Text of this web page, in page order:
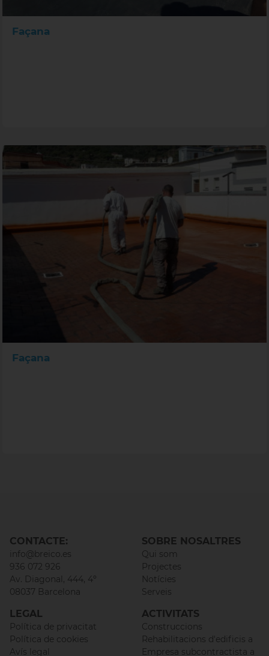
Façana
Façana
CONTACTE:
info@breico.es
936 072 926
Av. Diagonal, 444, 4º
08037 Barcelona
SOBRE NOSALTRES
Qui som
Projectes
Notícies
Serveis
LEGAL
Política de privacitat
Política de cookies
Avís legal
ACTIVITATS
Construccions
Rehabilitacions d'edificis a
Empresa subcontractista a